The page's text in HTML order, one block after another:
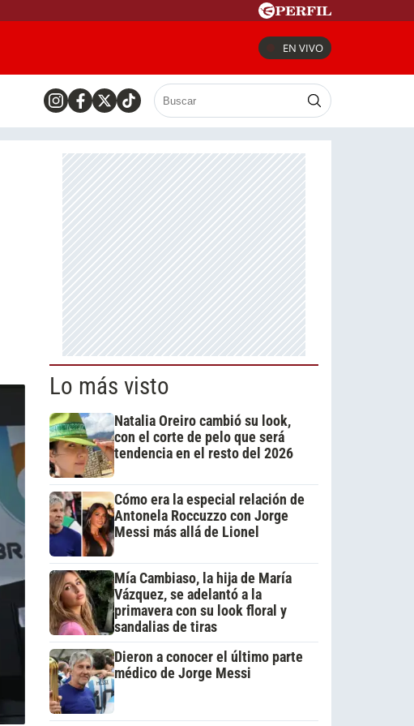
EN VIVO
Lo más visto
Natalia Oreiro cambió su look,
con el corte de pelo que será
tendencia en el resto del 2026
Cómo era la especial relación de
Antonela Roccuzzo con Jorge
Messi más allá de Lionel
Mía Cambiaso, la hija de María
Vázquez, se adelantó a la
primavera con su look floral y
sandalias de tiras
Dieron a conocer el último parte
médico de Jorge Messi